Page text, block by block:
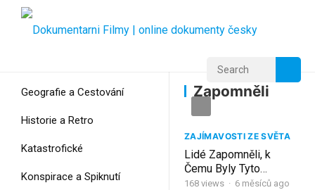
Geografie a Cestování
Historie a Retro
Katastrofické
Konspirace a Spiknutí
Zapomněli
Zapomněli
ZAJÍMAVOSTI ZE SVĚTA
Lidé Zapomněli, k
Čemu Byly Tyto
Záhadné Konstrukce
168 views · 6 měsíců ago